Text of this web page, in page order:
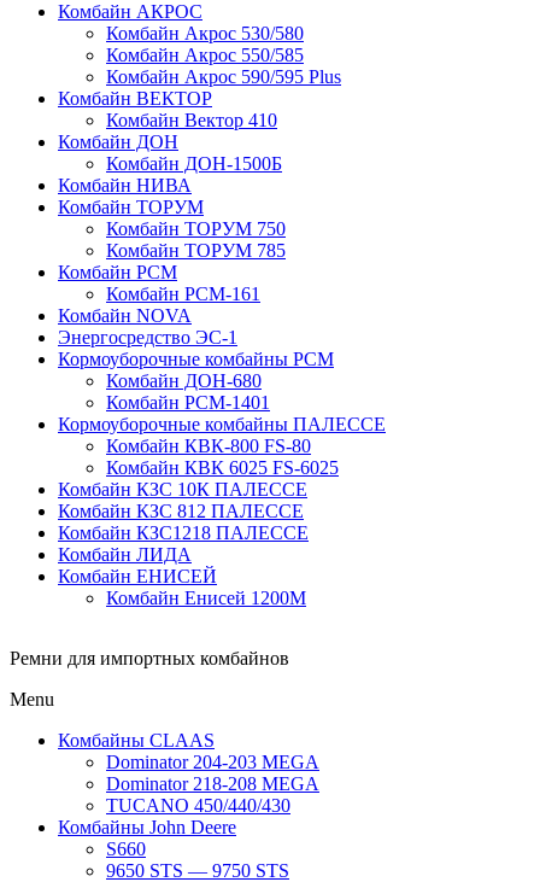
Комбайн АКРОС
Комбайн Акрос 530/580
Комбайн Акрос 550/585
Комбайн Акрос 590/595 Plus
Комбайн ВЕКТОР
Комбайн Вектор 410
Комбайн ДОН
Комбайн ДОН-1500Б
Комбайн НИВА
Комбайн ТОРУМ
Комбайн ТОРУМ 750
Комбайн ТОРУМ 785
Комбайн РСМ
Комбайн РСМ-161
Комбайн NOVA
Энергосредство ЭС-1
Кормоуборочные комбайны РСМ
Комбайн ДОН-680
Комбайн РСМ-1401
Кормоуборочные комбайны ПАЛЕССЕ
Комбайн КВК-800 FS-80
Комбайн КВК 6025 FS-6025
Комбайн КЗС 10К ПАЛЕССЕ
Комбайн КЗС 812 ПАЛЕССЕ
Комбайн КЗС1218 ПАЛЕССЕ
Комбайн ЛИДА
Комбайн ЕНИСЕЙ
Комбайн Енисей 1200М
Ремни для импортных комбайнов
Menu
Комбайны CLAAS
Dominator 204-203 MEGA
Dominator 218-208 MEGA
TUCANO 450/440/430
Комбайны John Deere
S660
9650 STS — 9750 STS